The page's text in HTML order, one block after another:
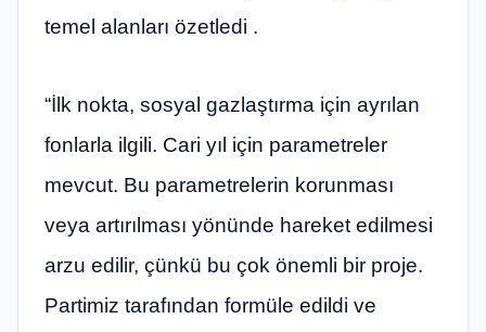
temel alanları özetledi .
“İlk nokta, sosyal gazlaştırma için ayrılan
fonlarla ilgili. Cari yıl için parametreler
mevcut. Bu parametrelerin korunması
veya artırılması yönünde hareket edilmesi
arzu edilir, çünkü bu çok önemli bir proje.
Partimiz tarafından formüle edildi ve